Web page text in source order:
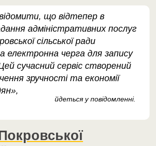
що відтепер в
адміністративних послуг
сільської ради
електронна черга для запису
сучасний сервіс створений
зручності та економії
йдеться у повідомленні.